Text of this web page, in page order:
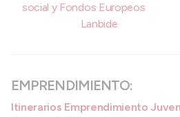
social y Fondos Europeos
Lanbide
EMPRENDIMIENTO:
Itinerarios Emprendimiento